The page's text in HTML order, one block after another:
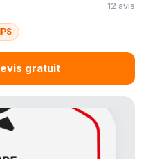
12 avis
gratuit